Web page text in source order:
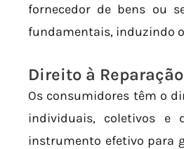
fornecedor de bens ou
fundamentais, induzindo
Direito à
Os consumidores têm o
individuais, coletivos e
instrumento efetivo para